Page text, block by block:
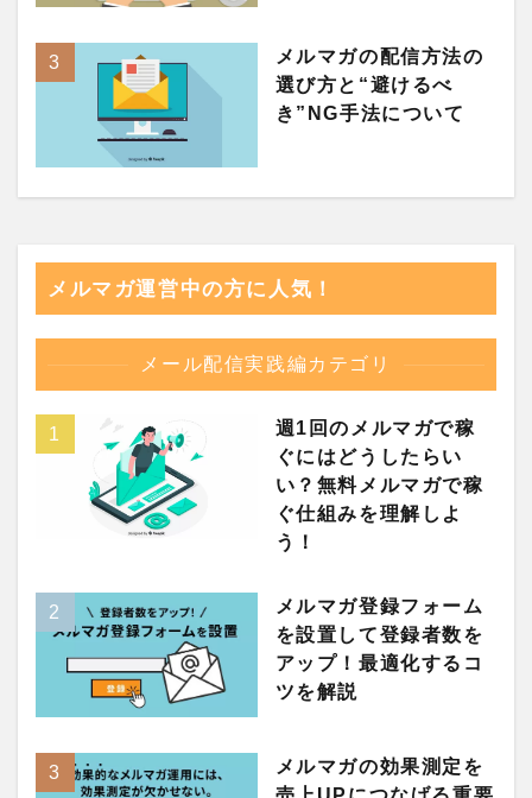
メルマガの配信方法の
選び方と“避けるべ
き”NG手法について
メルマガ運営中の方に人気！
メール配信実践編カテゴリ
週1回のメルマガで稼
ぐにはどうしたらい
い？無料メルマガで稼
ぐ仕組みを理解しよ
う！
メルマガ登録フォーム
を設置して登録者数を
アップ！最適化するコ
ツを解説
メルマガの効果測定を